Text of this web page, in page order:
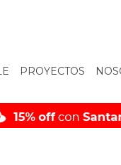
PROYECTOS